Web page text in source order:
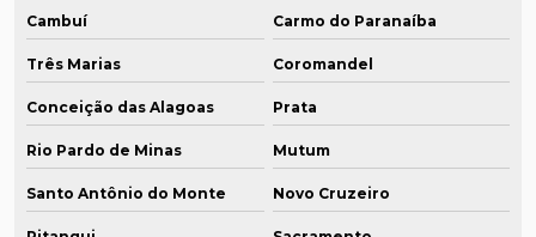
Cambuí Carmo do Paranaíba
Três Marias Coromandel
Conceição das Alagoas Prata
Rio Pardo de Minas Mutum
Santo Antônio do Monte Novo Cruzeiro